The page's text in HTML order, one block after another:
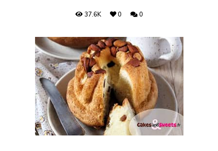
37.6K 0 0